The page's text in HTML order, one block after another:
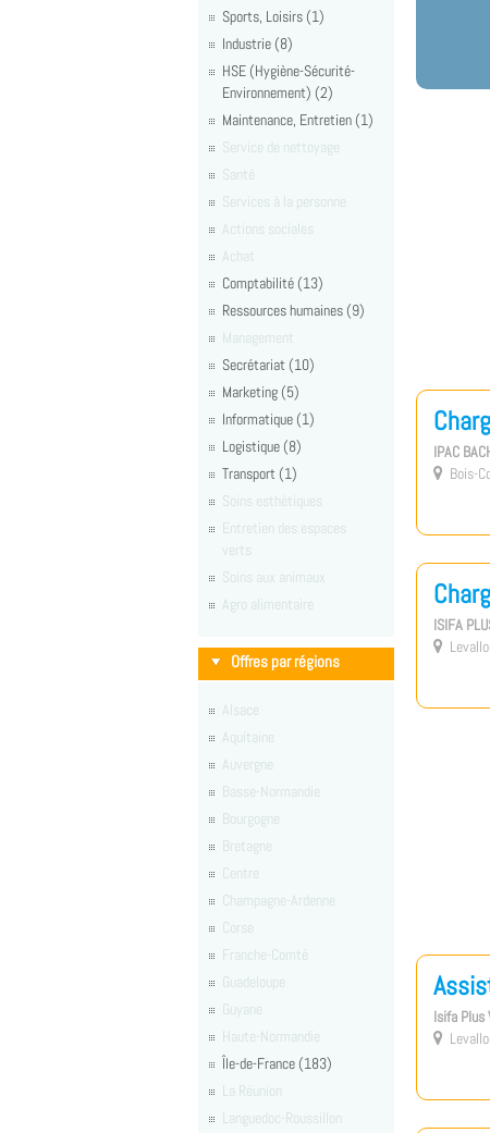
Sports, Loisirs (1)
Industrie (8)
HSE (Hygiène-Sécurité-
Environnement) (2)
Maintenance, Entretien (1)
Service de nettoyage
Santé
Services à la personne
Actions sociales
Achat
Comptabilité (13)
Ressources humaines (9)
Management
Secrétariat (10)
Marketing (5)
Informatique (1)
Logistique (8)
Transport (1)
Soins esthétiques
Entretien des espaces
verts
Soins aux animaux
Agro alimentaire
Offres par régions
Alsace
Aquitaine
Auvergne
Basse-Normandie
Bourgogne
Bretagne
Centre
Champagne-Ardenne
Corse
Franche-Comté
Guadeloupe
Guyane
Haute-Normandie
Île-de-France (183)
La Réunion
Languedoc-Roussillon
IPAC
 Bois-
ISIFA

Isifa Plus
